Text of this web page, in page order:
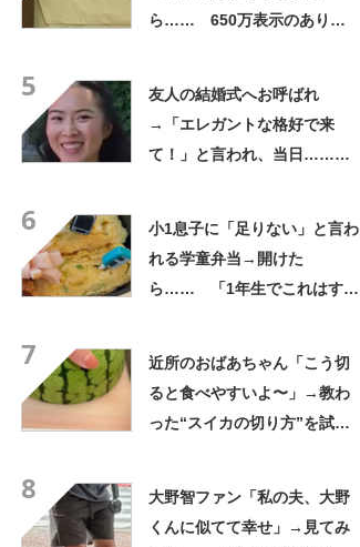
ら…… 650万表示のありえ
5
友人の結婚式へお呼ばれ
→「エレガントな格好で来
て！」と言われ、当日……ま
6
小1息子に「足りない」と言わ
れる学童弁当→開けた
ら…… 「1年生でこれはすご
7
近所のおばあちゃん「こう切
ると食べやすいよ〜」→教わ
った“スイカの切り方”を試し
8
大野智ファン「私の夫、大野
くんに似てて幸せ」→見てみ